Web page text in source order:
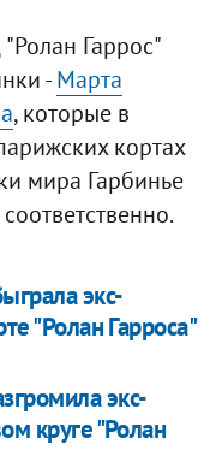
Гаррос"
-Марта
, которые в
кортах
мира Гарбинье
экс-
"Ролан Гарроса"
экс-
круге "Ролан